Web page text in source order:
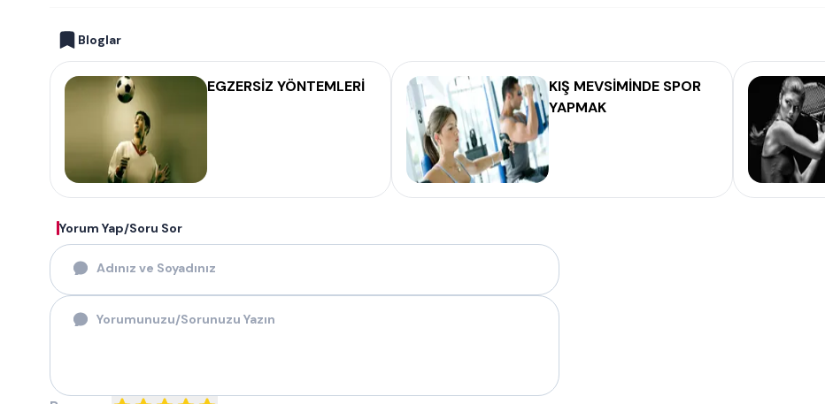
Bloglar
EGZERSİZ YÖNTEMLERİ
KIŞ MEVSİMİNDE SPOR
YAPMAK
Yorum Yap/Soru Sor